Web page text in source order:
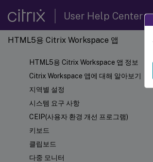
User Help Center
HTML5용 Citrix Workspace 앱
HTML5용 Citrix Workspace 앱 정보
Citrix Workspace 앱에 대해 알아보기
지역별 설정
시스템 요구 사항
CEIP(사용자 환경 개선 프로그램)
키보드
클립보드
다중 모니터